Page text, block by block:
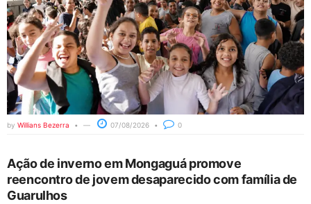
by Willians Bezerra 07/08/2026 0
Ação de inverno em Mongaguá promove
reencontro de jovem desaparecido com família de
Guarulhos